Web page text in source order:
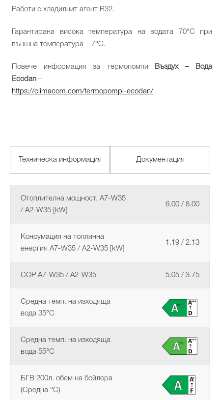
Работи с хладилнит агент R32.
Гарантирана висока температура на водата 70°C при
външна температура – 7°C.
Повече информация за термопомпи
Въздух – Вода
Ecodan –
https://climacom.com/termopompi-ecodan/
Техническа информация Документация
Отоплителна мощност. A7-W35
/ A2-W35 [kW]
6.00 / 8.00
Консумация на топлинна
енергия A7-W35 / A2-W35 [kW]
1.19 / 2.13
COP A7-W35 / A2-W35 5.05 / 3.75
Средна темп. на изходяща
вода 35°C
Средна темп. на изходяща
вода 55°C
БГВ 200л. обем на бойлера
(Средна °C)